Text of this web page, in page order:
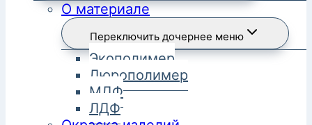
О материале
Переключить дочернее меню
Экополимер
Дюрополимер
МДФ
ЛДФ